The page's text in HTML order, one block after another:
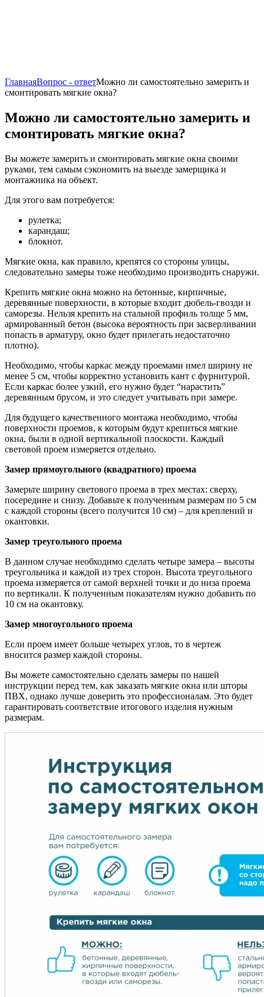
ГлавнаяВопрос - ответМожно ли самостоятельно замерить и
смонтировать мягкие окна?
Можно ли самостоятельно замерить и
смонтировать мягкие окна?
Вы можете замерить и смонтировать мягкие окна своими
руками, тем самым сэкономить на выезде замерщика и
монтажника на объект.
Для этого вам потребуется:
рулетка;
карандаш;
блокнот.
Мягкие окна, как правило, крепятся со стороны улицы,
следовательно замеры тоже необходимо производить снаружи.
Крепить мягкие окна можно на бетонные, кирпичные,
деревянные поверхности, в которые входит дюбель-гвозди и
саморезы. Нельзя крепить на стальной профиль толще 5 мм,
армированный бетон (высока вероятность при засверливании
попасть в арматуру, окно будет прилегать недостаточно
плотно).
Необходимо, чтобы каркас между проемами имел ширину не
менее 5 см, чтобы корректно установить кант с фурнитурой.
Если каркас более узкий, его нужно будет “нарастить”
деревянным брусом, и это следует учитывать при замере.
Для будущего качественного монтажа необходимо, чтобы
поверхности проемов, к которым будут крепиться мягкие
окна, были в одной вертикальной плоскости. Каждый
световой проем измеряется отдельно.
Замер прямоугольного (квадратного) проема
Замерьте ширину светового проема в трех местах: сверху,
посередине и снизу. Добавьте к полученным размерам по 5 см
с каждой стороны (всего получится 10 см) – для креплений и
окантовки.
Замер треугольного проема
В данном случае необходимо сделать четыре замера – высоты
треугольника и каждой из трех сторон. Высота треугольного
проема измеряется от самой верхней точки и до низа проема
по вертикали. К полученным показателям нужно добавить по
10 см на окантовку.
Замер многоугольного проема
Если проем имеет больше четырех углов, то в чертеж
вносится размер каждой стороны.
Вы можете самостоятельно сделать замеры по нашей
инструкции перед тем, как заказать мягкие окна или шторы
ПВХ, однако лучше доверить это профессионалам. Это будет
гарантировать соответствие итогового изделия нужным
размерам.